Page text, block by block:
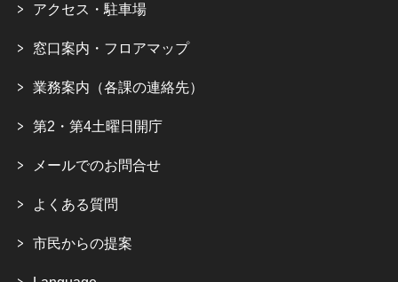
アクセス・駐車場
窓口案内・フロアマップ
業務案内（各課の連絡先）
第2・第4土曜日開庁
メールでのお問合せ
よくある質問
市民からの提案